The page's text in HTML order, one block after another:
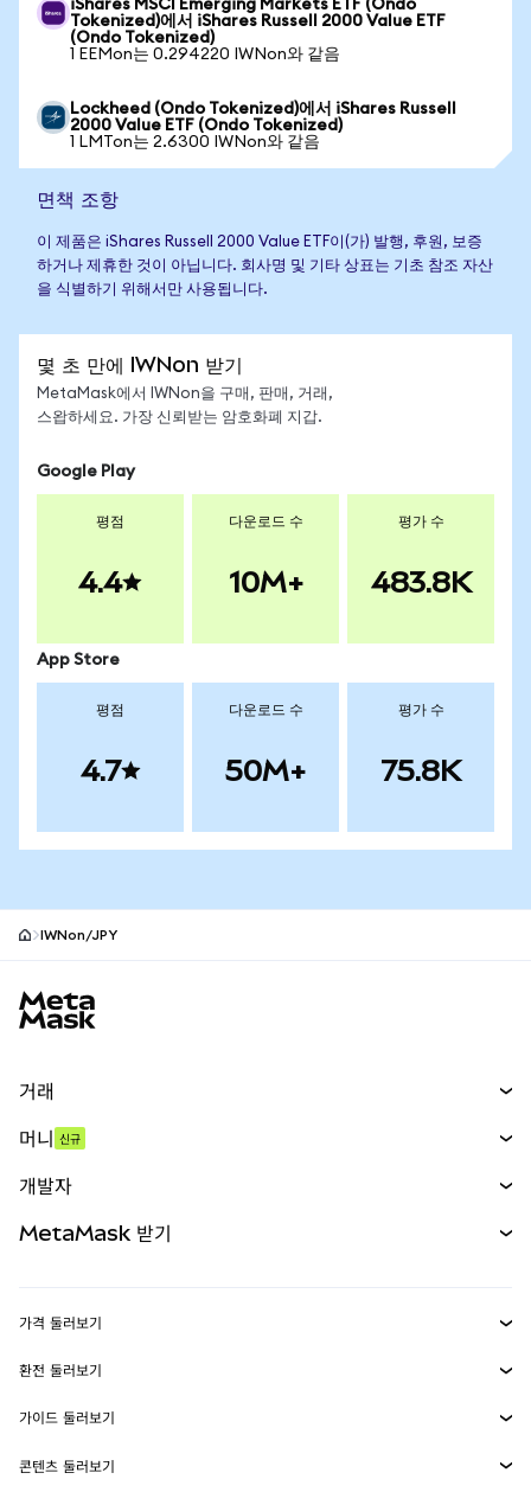
iShares MSCI Emerging Markets ETF (Ondo
Tokenized)에서 iShares Russell 2000 Value ETF
(Ondo Tokenized)
1 EEMon는 0.294220 IWNon와 같음
Lockheed (Ondo Tokenized)에서 iShares Russell
2000 Value ETF (Ondo Tokenized)
1 LMTon는 2.6300 IWNon와 같음
면책 조항
이 제품은 iShares Russell 2000 Value ETF이(가) 발행, 후원, 보증
하거나 제휴한 것이 아닙니다. 회사명 및 기타 상표는 기초 참조 자산
을 식별하기 위해서만 사용됩니다.
몇 초 만에 IWNon 받기
MetaMask에서 IWNon을 구매, 판매, 거래,
스왑하세요. 가장 신뢰받는 암호화폐 지갑.
Google Play
평점
4.4
다운로드 수
10M+
평가 수
483.8K
App Store
평점
4.7
다운로드 수
50M+
평가 수
75.8K
IWNon/JPY
거래
무기한 선물
실물자산
머니 신규
개발자
MetaMask Connect
Snaps
웹3 서비스
MetaMask 받기
보안
고객 지원
가격 둘러보기
이더리움 가격
솔라나 가격
환전 둘러보기
ETH를 USD로 환전
USDT를 INR로 환전
가이드 둘러보기
ETH 매수
콘텐츠 둘러보기